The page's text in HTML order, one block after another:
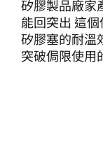
矽膠製品廠家
能回突出 這
矽膠塞的耐溫
突破侷限使用